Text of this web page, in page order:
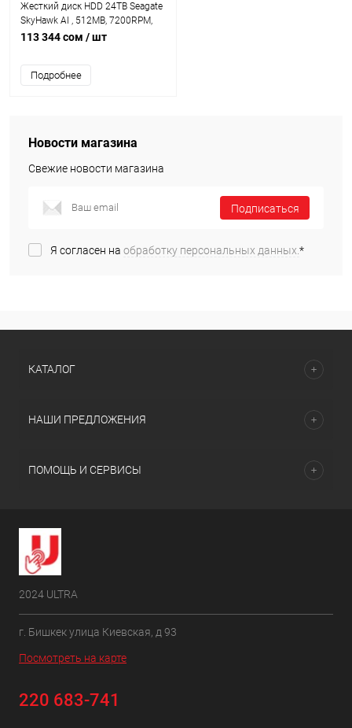
Жесткий диск HDD 24TB Seagate
SkyHawk AI , 512MB, 7200RPM,
SATAIII [ST24000VE002]
113 344 сом / шт
Подробнее
Новости магазина
Свежие новости магазина
Подписаться
Я согласен на обработку персональных данных.*
КАТАЛОГ
НАШИ ПРЕДЛОЖЕНИЯ
ПОМОЩЬ И СЕРВИСЫ
2024 ULTRA
г. Бишкек улица Киевская, д 93
Посмотреть на карте
220 683-741